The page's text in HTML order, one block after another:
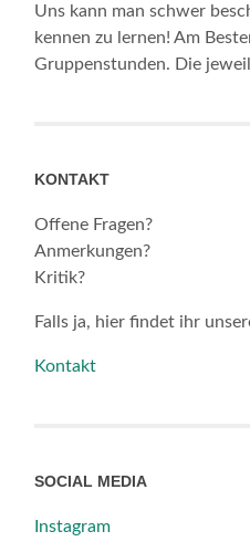
Uns kann man schwer
kennen zu lernen! Am
Gruppenstunden. Die
KONTAKT
Offene Fragen?
Anmerkungen?
Kritik?
Falls ja, hier findet ihr
Kontakt
SOCIAL MEDIA
Instagram